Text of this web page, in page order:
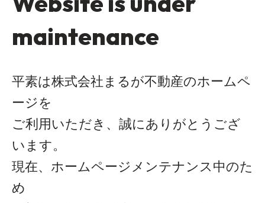
maintenance
平素は株式会社まるが不動産のホームペ
ージを
ご利用いただき、誠にありがとうござ
います。
現在、ホームページメンテナンス中のた
め